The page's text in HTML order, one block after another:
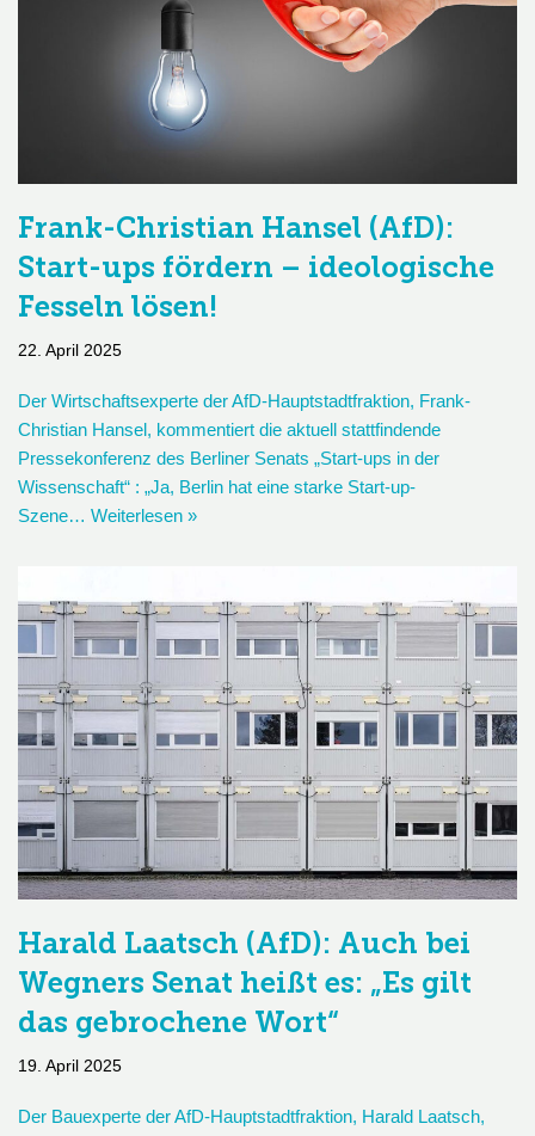
Frank-Christian Hansel (AfD):
Start-ups fördern – ideologische
Fesseln lösen!
22. April 2025
Der Wirtschaftsexperte der AfD-Hauptstadtfraktion, Frank-
Christian Hansel, kommentiert die aktuell stattfindende
Pressekonferenz des Berliner Senats „Start-ups in der
Wissenschaft“ : „Ja, Berlin hat eine starke Start-up-
Szene… Weiterlesen »
Harald Laatsch (AfD): Auch bei
Wegners Senat heißt es: „Es gilt
das gebrochene Wort“
19. April 2025
Der Bauexperte der AfD-Hauptstadtfraktion, Harald Laatsch,